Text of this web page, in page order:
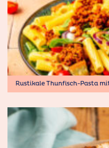
Rustikale Thunﬁsch-Pasta